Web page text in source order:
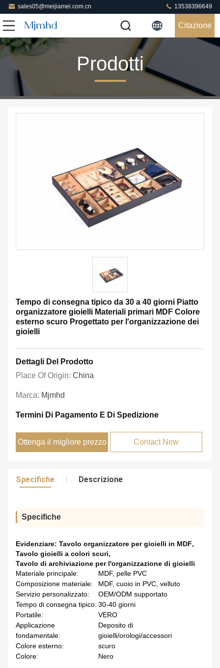
sales05@meijiamei.com.cn 13538396649
Citazione
Prodotti
Tempo di consegna tipico da 30 a 40 giorni Piatto
organizzatore gioielli Materiali primari MDF Colore
esterno scuro Progettato per l'organizzazione dei
gioielli
Dettagli Del Prodotto
Place Of Origin: China
Marca: Mjmhd
Termini Di Pagamento E Di Spedizione
Ottenga il migliore prezzo Contact Now
Specifiche Descrizione
Specifiche
Evidenziare: Tavolo organizzatore per gioielli in MDF,
Tavolo gioielli a colori scuri,
Tavolo di archiviazione per l'organizzazione di gioielli
Materiale principale:
MDF, pelle PVC
Composizione materiale:
MDF, cuoio in PVC, velluto
Servizio personalizzato:
OEM/ODM supportato
Tempo di consegna tipico: 30-40 giorni
Portatile:
VERO
Applicazione
fondamentale:
Deposito di
gioielli/orologi/accessori
Colore esterno:
scuro
Colore:
Nero